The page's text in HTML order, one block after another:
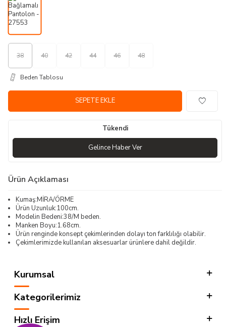
38 40 42 44 46 48
Beden Tablosu
SEPETE EKLE
Tükendi
Gelince Haber Ver
Ürün Açıklaması
Kumaş:MİRA/ÖRME
Ürün Uzunluk:100cm.
Modelin Bedeni:38/M beden.
Manken Boyu:1.68cm.
Ürün renginde konsept çekimlerinden dolayı ton farklılığı olabilir.
Çekimlerimizde kullanılan aksesuarlar ürünlere dahil değildir.
Kurumsal
Kategorilerimiz
Hızlı Erişim